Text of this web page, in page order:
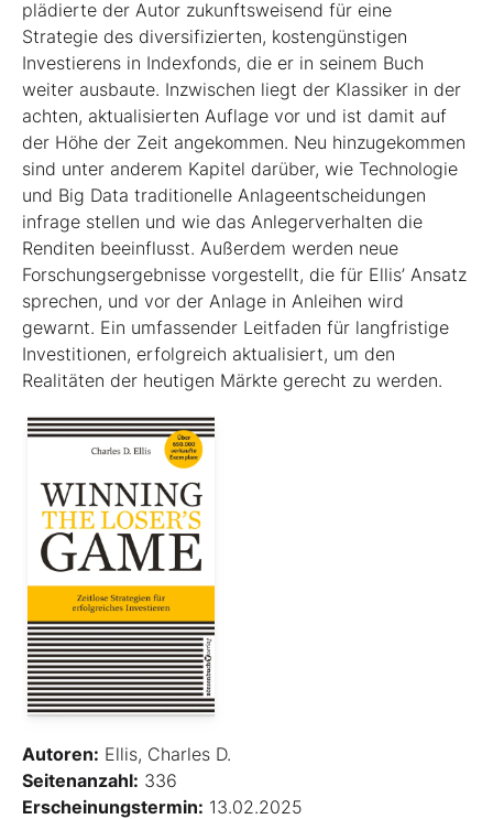
plädierte der Autor zukunftsweisend für eine
Strategie des diversifizierten, kostengünstigen
Investierens in Indexfonds, die er in seinem Buch
weiter ausbaute. Inzwischen liegt der Klassiker in der
achten, aktualisierten Auflage vor und ist damit auf
der Höhe der Zeit angekommen. Neu hinzugekommen
sind unter anderem Kapitel darüber, wie Technologie
und Big Data traditionelle Anlageentscheidungen
infrage stellen und wie das Anlegerverhalten die
Renditen beeinflusst. Außerdem werden neue
Forschungsergebnisse vorgestellt, die für Ellis’ Ansatz
sprechen, und vor der Anlage in Anleihen wird
gewarnt. Ein umfassender Leitfaden für langfristige
Investitionen, erfolgreich aktualisiert, um den
Realitäten der heutigen Märkte gerecht zu werden.
Autoren: Ellis, Charles D.
Seitenanzahl: 336
Erscheinungstermin: 13.02.2025